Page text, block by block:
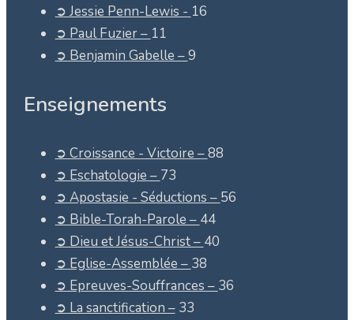
➲ Jessie Penn-Lewis - 16
➲ Paul Fuzier – 11
➲ Benjamin Gabelle –9
Enseignements
➲ Croissance - Victoire –88
➲ Eschatologie – 73
➲ Apostasie - Séductions – 56
➲ Bible-Torah-Parole – 44
➲ Dieu et Jésus-Christ – 40
➲ Eglise-Assemblée – 38
➲ Epreuves-Souffrances – 36
➲ La sanctification – 33